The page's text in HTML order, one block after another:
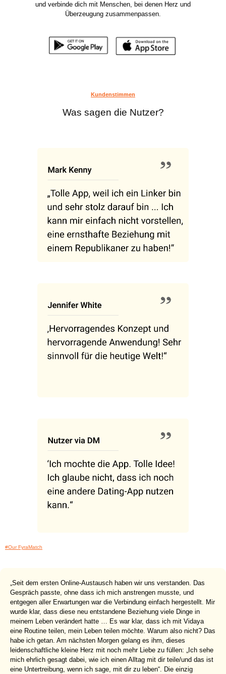
und verbinde dich mit Menschen, bei denen Herz und
Überzeugung zusammenpassen.
Kundenstimmen
Was sagen die Nutzer?
#Our FyraMatch
„Seit dem ersten Online-Austausch haben wir uns verstanden. Das
Gespräch passte, ohne dass ich mich anstrengen musste, und
entgegen aller Erwartungen war die Verbindung einfach hergestellt. Mir
wurde klar, dass diese neu entstandene Beziehung viele Dinge in
meinem Leben verändert hatte … Es war klar, dass ich mit Vidaya
eine Routine teilen, mein Leben teilen möchte. Warum also nicht? Das
habe ich getan. Am nächsten Morgen gelang es ihm, dieses
leidenschaftliche kleine Herz mit noch mehr Liebe zu füllen: „Ich sehe
mich ehrlich gesagt dabei, wie ich einen Alltag mit dir teile/und das ist
eine Untertreibung, wenn ich sage, mit dir zu leben“. Die einzig